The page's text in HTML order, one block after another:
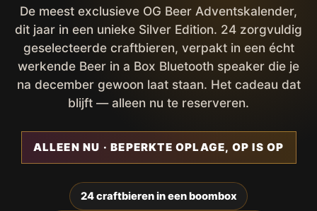
De meest exclusieve OG Beer Adventskalender,
dit jaar in een unieke Silver Edition. 24 zorgvuldig
geselecteerde craftbieren, verpakt in een écht
werkende Beer in a Box Bluetooth speaker die je
na december gewoon laat staan. Het cadeau dat
blijft — alleen nu te reserveren.
ALLEEN NU · BEPERKTE OPLAGE, OP IS OP
24 craftbieren in een boombox